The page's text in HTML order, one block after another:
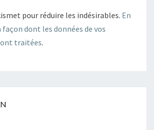
pour réduire les indésirables. En
dont les données de vos
traitées.